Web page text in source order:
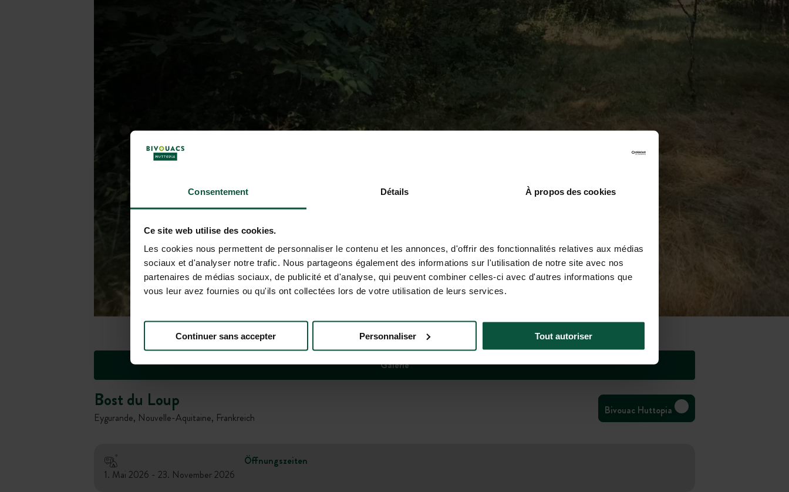
Consentement Détails À propos des cookies
Ce site web utilise des cookies.
Les cookies nous permettent de personnaliser le contenu et les annonces, d'offrir des fonctionnalités relatives aux médias
sociaux et d'analyser notre trafic. Nous partageons également des informations sur l'utilisation de notre site avec nos
partenaires de médias sociaux, de publicité et d'analyse, qui peuvent combiner celles-ci avec d'autres informations que
vous leur avez fournies ou qu'ils ont collectées lors de votre utilisation de leurs services.
Continuer sans accepter Personnaliser Tout autoriser
Galerie
Bost du Loup
Eygurande, Nouvelle-Aquitaine, Frankreich
Bivouac Huttopia
Öffnungszeiten
1. Mai 2026 - 23. November 2026